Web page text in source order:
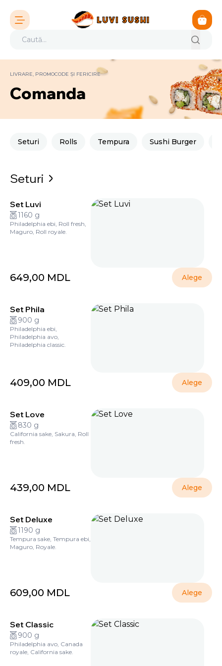
LIVRARE, PROMOCODE ȘI FERICIRE
Comanda
Seturi Rolls Tempura Sushi Burger
Seturi
Set Luvi
1160 g
Philadelphia ebi, Roll fresh,
Maguro, Roll royale.
649,00 MDL Alege
Set Phila
900 g
Philadelphia ebi,
Philadelphia avo,
Philadelphia classic.
409,00 MDL Alege
Set Love
830 g
California sake, Sakura, Roll
fresh.
439,00 MDL Alege
Set Deluxe
1190 g
Tempura sake, Tempura ebi,
Maguro, Royale.
609,00 MDL Alege
Set Classic
900 g
Philadelphia avo, Canada
royale, California sake.